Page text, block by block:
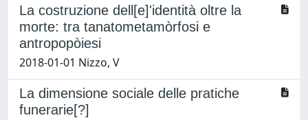
La costruzione dell[e]'identità oltre la
morte: tra tanatometamòrfosi e
antropopòiesi
2018-01-01 Nizzo, V
La dimensione sociale delle pratiche
funerarie[?]